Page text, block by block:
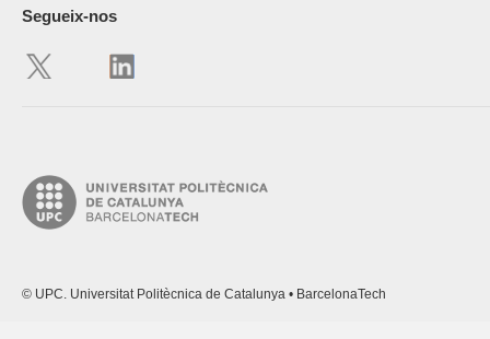
Segueix-nos
© UPC. Universitat Politècnica de Catalunya • BarcelonaTech